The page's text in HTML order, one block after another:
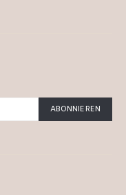
ABONNIEREN